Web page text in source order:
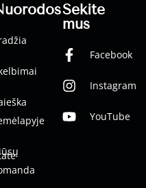
Sekite
mus
Facebook
Instagram
YouTube